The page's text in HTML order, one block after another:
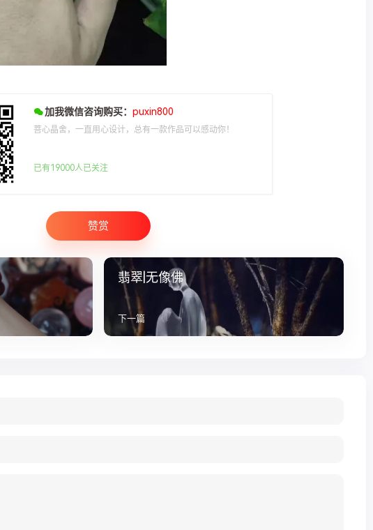
加我微信咨询购买： puxin800
菩心晶舍，一直用心设计，总有一款作品可以感动你！
已有19000人已关注
赞赏
翡翠|无像佛
下一篇